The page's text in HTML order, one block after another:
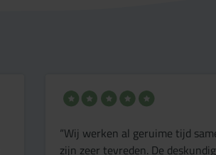
“Wij werken al geruime tijd
zijn zeer tevreden. De